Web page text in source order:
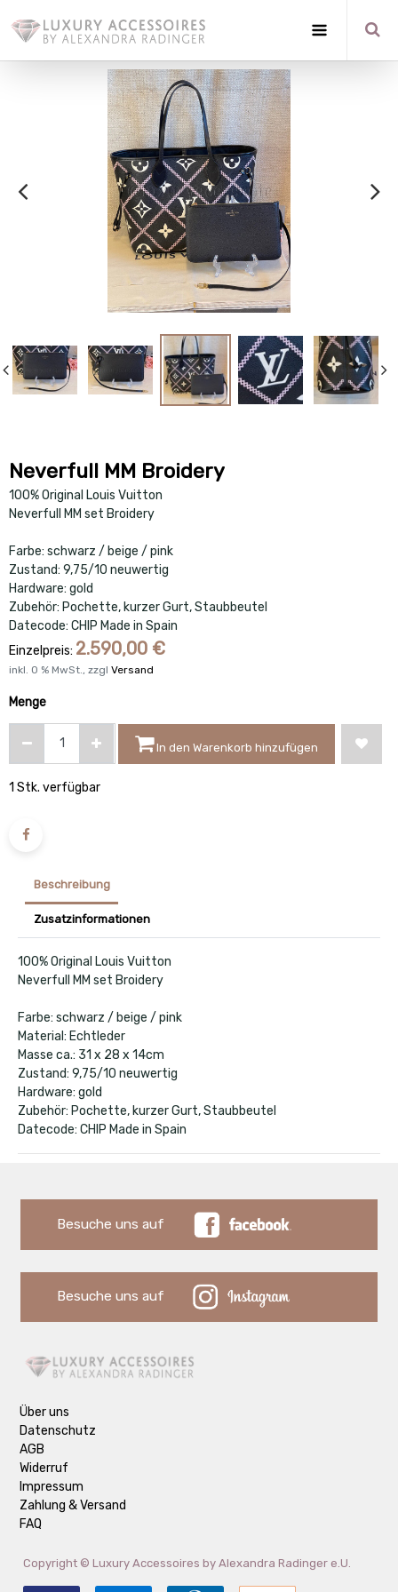
Neverfull MM Broidery
100% Original Louis Vuitton
Neverfull MM set Broidery
Farbe: schwarz / beige / pink
Zustand: 9,75/10 neuwertig
Hardware: gold
Zubehör: Pochette, kurzer Gurt, Staubbeutel
Datecode: CHIP Made in Spain
Einzelpreis: 2.590,00 €
inkl. 0 % MwSt., zzgl Versand
Menge
In den Warenkorb hinzufügen
1 Stk. verfügbar
Beschreibung
Zusatzinformationen
100% Original Louis Vuitton
Neverfull MM set Broidery
Farbe: schwarz / beige / pink
Material: Echtleder
Masse ca.: 31 x 28 x 14cm
Zustand: 9,75/10 neuwertig
Hardware: gold
Zubehör: Pochette, kurzer Gurt, Staubbeutel
Datecode: CHIP Made in Spain
Besuche uns auf
Besuche uns auf
Über uns
Datenschutz
AGB
Widerruf
Impressum
Zahlung & Versand
FAQ
Copyright © Luxury Accessoires by Alexandra Radinger e.U.